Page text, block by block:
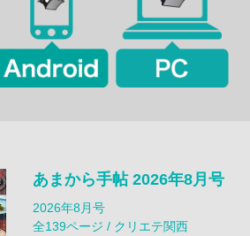
あまから手帖 2026年8月号
2026年8月号
全139ページ / クリエテ関西